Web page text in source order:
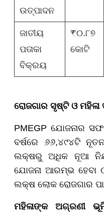
ଉତ୍ପାଦନ
ଜାତୀୟ
ପତାକା
ବିକ୍ରୟ
₹୦.୮୭
କୋଟି
ରୋଜଗାର ସୃଷ୍ଟି ଓ
PMEGP ଯୋଜନାର
ବର୍ଷରେ ୬୬,୪୯୪ଟି
ଲକ୍ଷରୁ ଅଧିକ ନୂଆ
ଯୋଜନା ଆରମ୍ଭ ହେବା
ଲକ୍ଷ ଲୋକ ରୋଜଗାର
ମହିଳାଙ୍କ ଅଗ୍ରଣୀ